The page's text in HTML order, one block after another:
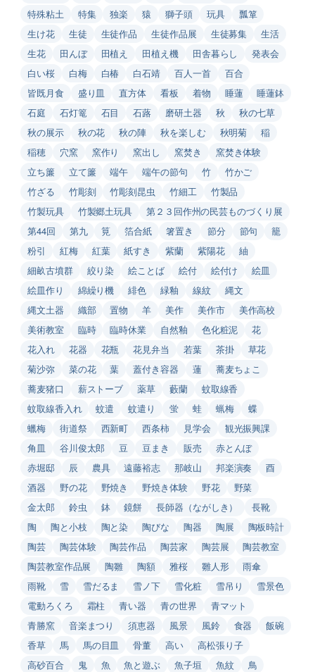
特殊粘土
特集 独楽 猿 獅子頭 玩具
瓢箪
生け花
生徒 生徒作品 生徒作品展 生徒募集
生活
生花
田んぼ 田植え 田植え機 田舎暮らし
発表会
白い桜
白梅 白椿 白石靖 百人一首
百合
皆既月食
盛り皿 直方体 看板 着物 睡蓮
睡蓮鉢
石庭
石灯篭 石目 石蕗 磨研土器 秋
秋の七草
秋の展示
秋の花 秋の陣 秋を楽しむ 秋明菊
稲
稲穂
穴窯 窯作り 窯出し 窯焚き
窯焚き体験
立ち簾
立て簾 端午 端午の節句 竹
竹かご
竹ざる
竹彫刻 竹彫刻昆虫 竹細工
竹製品
竹製玩具
竹製郷土玩具
第２３回作州の民芸ものづくり展
第44回
第九 筧 箔合紙 箸置き 節分 節句
籠
粉引
紅梅 紅葉 紙すき 紫蘭 紫陽花
紬
細畝古墳群
絞り染 絵ことば 絵付 絵付け
絵皿
絵皿作り
綿繰り機 緋色 緑釉 線紋
縄文
縄文土器
織部 置物 羊 美作 美作市
美作高校
美術教室
臨時 臨時休業 自然釉 色化粧泥
花
花入れ
花器 花瓶 花見弁当 若葉 茶掛
草花
菊沙弥
菜の花 葉 蓋付き容器 蓮
蕎麦ちょこ
蕎麦猪口
薪ストーブ 薬草 藪蘭
蚊取線香
蚊取線香入れ
蚊遣 蚊遣り 蛍 蛙 蝋梅
蝶
蠟梅
街道祭 西新町 西条柿 見学会
観光振興課
角皿
谷川俊太郎 豆 豆まき 販売
赤とんぼ
赤堀邸
辰 農具 遠藤裕志 那岐山 邦楽演奏
酉
酒器
野の花 野焼き 野焼き体験 野花
野菜
金太郎
鈴虫 鉢 鏡餅 長師器（ながしき）
長靴
陶
陶と小枝 陶と染 陶びな 陶器 陶展
陶板時計
陶芸
陶芸体験 陶芸作品 陶芸家 陶芸展
陶芸教室
陶芸教室作品展
陶雛 陶額 雅桜 雛人形
雨傘
雨靴
雪 雪だるま 雪ノ下 雪化粧 雪吊り
雪景色
電動ろくろ
霜柱 青い器 青の世界
青マット
青勝窯
音楽まつり 須恵器 風景 風鈴 食器
飯碗
香草
馬 馬の目皿 骨董 高い
高松張り子
高砂百合
鬼 魚 魚と遊ぶ 魚子垣 魚紋
鳥